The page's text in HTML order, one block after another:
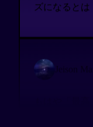
ズになるとは
Jeison
もはや「最